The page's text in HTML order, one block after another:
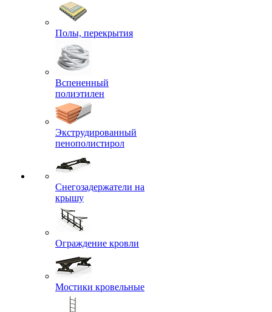
Полы, перекрытия
Вспененный
полиэтилен
Экструдированный
пенополистирол
Снегозадержатели на
крышу
Ограждение кровли
Мостики кровельные